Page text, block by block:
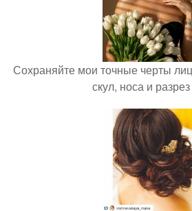
Сохраняйте мои точные черты
скул, носа и разрез